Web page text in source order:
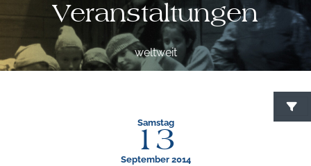
Veranstaltungen
weltweit
Samstag
13
September 2014